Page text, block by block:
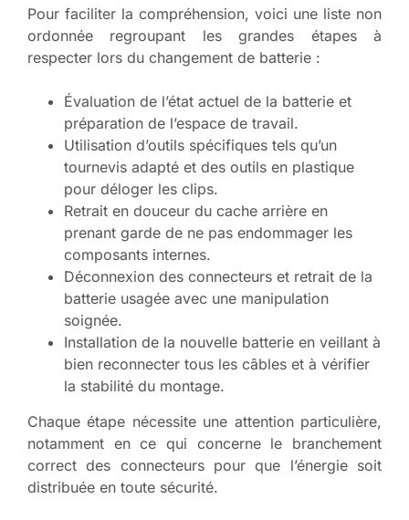
Pour faciliter la compréhension, voici une liste non
ordonnée regroupant les grandes étapes à
respecter lors du changement de batterie :
Évaluation de l’état actuel de la batterie et
préparation de l’espace de travail.
Utilisation d’outils spécifiques tels qu’un
tournevis adapté et des outils en plastique
pour déloger les clips.
Retrait en douceur du cache arrière en
prenant garde de ne pas endommager les
composants internes.
Déconnexion des connecteurs et retrait de la
batterie usagée avec une manipulation
soignée.
Installation de la nouvelle batterie en veillant à
bien reconnecter tous les câbles et à vérifier
la stabilité du montage.
Chaque étape nécessite une attention particulière,
notamment en ce qui concerne le branchement
correct des connecteurs pour que l’énergie soit
distribuée en toute sécurité.